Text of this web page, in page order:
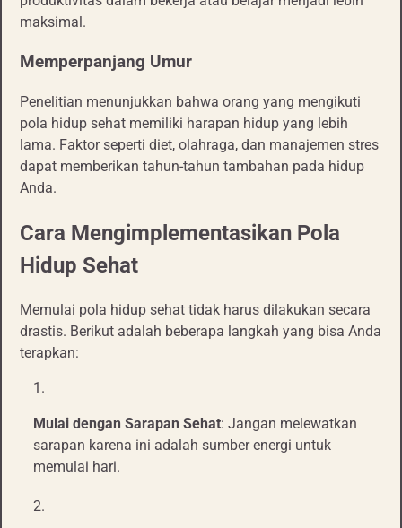
maksimal.
Memperpanjang Umur
Penelitian menunjukkan bahwa orang yang mengikuti
pola hidup sehat memiliki harapan hidup yang lebih
lama. Faktor seperti diet, olahraga, dan manajemen stres
dapat memberikan tahun-tahun tambahan pada hidup
Anda.
Cara Mengimplementasikan Pola
Hidup Sehat
Memulai pola hidup sehat tidak harus dilakukan secara
drastis. Berikut adalah beberapa langkah yang bisa Anda
terapkan:
Mulai dengan Sarapan Sehat: Jangan melewatkan
sarapan karena ini adalah sumber energi untuk
memulai hari.